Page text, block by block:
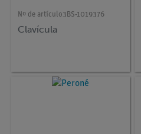
Nº de artículo3BS-1019376
Clavícula